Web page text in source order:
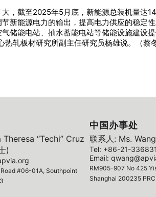
，截至2025年5月底，新能源总装机量达
新能源电力的输出，提高电力供应的稳定
储能电站、抽水蓄能电站等储能设施建设
轧板材研究所副主任研究员杨雄说。（蔡
“Techi” Cruz
)
#06-01A, Southpoint
中国办事处
联系人: Ms.
Tel: +86-21-
Email:
RM905-907 No 425
Shanghai 200235 PRC